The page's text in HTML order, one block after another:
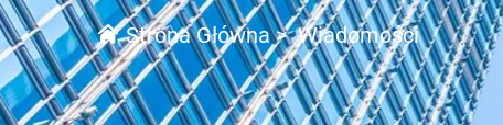
Strona Główna>Wiadomości